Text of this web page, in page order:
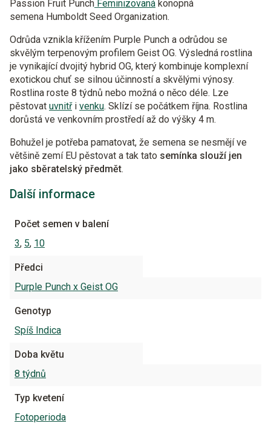
Passion Fruit Punch Feminizovaná konopná
semena Humboldt Seed Organization.
Odrůda vznikla křížením Purple Punch a odrůdou se
skvělým terpenovým profilem Geist OG. Výsledná rostlina
je vynikající dvojitý hybrid OG, který kombinuje komplexní
exotickou chuť se silnou účinností a skvělými výnosy.
Rostlina roste 8 týdnů nebo možná o něco déle. Lze
pěstovat uvnitři venku. Sklízí se počátkem října. Rostlina
dorůstá ve venkovním prostředí až do výšky 4 m.
Bohužel je potřeba pamatovat, že semena se nesmějí ve
většině zemí EU pěstovat a tak tato semínka slouží jen
jako sběratelský předmět.
Další informace
Počet semen v balení
3, 5, 10
Předci
Purple Punch x Geist OG
Genotyp
Spíš Indica
Doba květu
8 týdnů
Typ kvetení
Fotoperioda